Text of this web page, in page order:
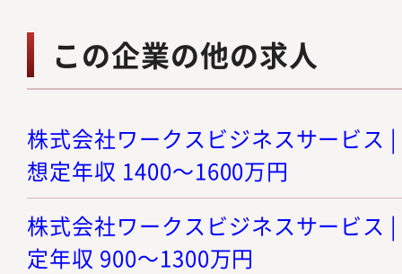
この企業の他の求人
株式会社ワークスビジネスサービス
想定年収 1400～1600万円
株式会社ワークスビジネスサービス
定年収 900～1300万円